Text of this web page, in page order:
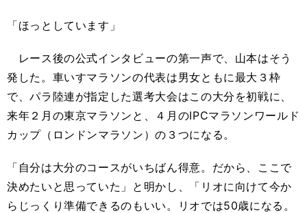
「ほっとしています」
レース後の公式インタビューの第一声で、山本はそう
発した。車いすマラソンの代表は男女ともに最大３枠
で、パラ陸連が指定した選考大会はこの大分を初戦に、
来年２月の東京マラソンと、４月のIPCマラソンワールド
カップ（ロンドンマラソン）の３つになる。
「自分は大分のコースがいちばん得意。だから、ここで
決めたいと思っていた」と明かし、「リオに向けて今か
らじっくり準備できるのもいい。リオでは50歳になる。